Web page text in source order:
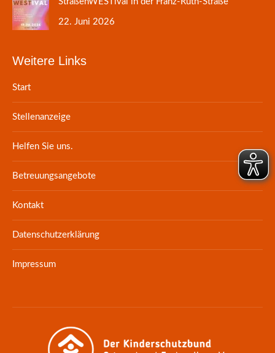
22. Juni 2026
Weitere Links
Start
Stellenanzeige
Helfen Sie uns.
Betreuungsangebote
Kontakt
Datenschutzerklärung
Impressum